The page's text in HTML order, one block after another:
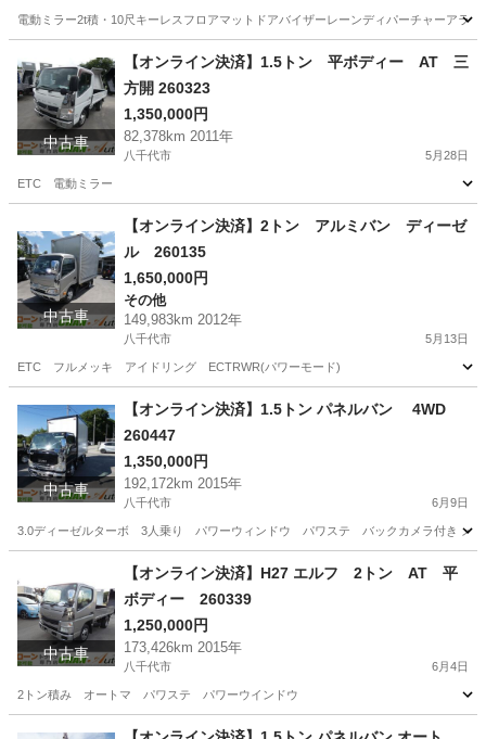
電動ミラー2t積・10尺キーレスフロアマットドアバイザーレーンディパーチャーアラ
その他 平ボディ
中古車
【オンライン決済】1.5トン 平ボディー AT 三
方開 260323
1,350,000円
82,378km 2011年
八千代市 5月28日
ETC 電動ミラー
その他 ミラー
中古車
【オンライン決済】2トン アルミバン ディーゼ
ル 260135
1,650,000円
その他
149,983km 2012年
八千代市 5月13日
ETC フルメッキ アイドリング ECTRWR(パワーモード)
その他 ディーゼル
中古車
【オンライン決済】1.5トン パネルバン 4WD
260447
1,350,000円
192,172km 2015年
八千代市 6月9日
3.0ディーゼルターボ 3人乗り パワーウィンドウ パワステ バックカメラ付き メ
その他 パネルバン
中古車
【オンライン決済】H27 エルフ 2トン AT 平
ボディー 260339
1,250,000円
173,426km 2015年
八千代市 6月4日
2トン積み オートマ パワステ パワーウインドウ
その他 エルフ